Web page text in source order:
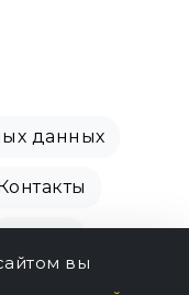
данных
вы